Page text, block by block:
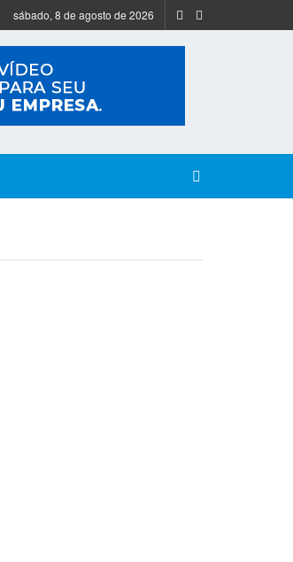
sábado, 8 de agosto de 2026